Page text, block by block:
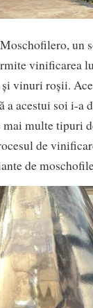
un
vinificarea
vinuri roșii.
a acestui soi i-a
multe tipuri
de
de